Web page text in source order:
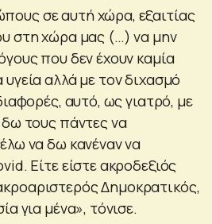
σε αυτή χώρα, εξαιτίας
στη χώρα μας (…) να μην
που δεν έχουν καμία
αλλά με τον διχασμό
αυτό, ως γιατρό, με
τους πάντες να
να δω κανέναν να
Είτε είστε ακροδεξιός
Δημοκρατικός,
για μένα», τόνισε.